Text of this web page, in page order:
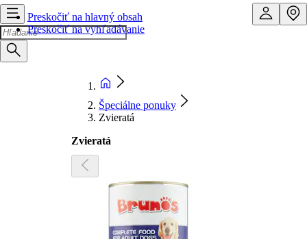
Preskočiť na hlavný obsah
Preskočiť na vyhľadávanie
Špeciálne ponuky
Zvieratá
Zvieratá